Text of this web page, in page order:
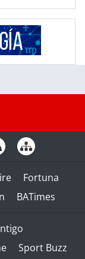
Fortuna
BATimes
Sport Buzz